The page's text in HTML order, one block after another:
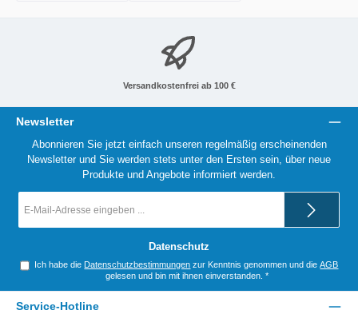
Versandkostenfrei ab 100 €
Newsletter
Abonnieren Sie jetzt einfach unseren regelmäßig erscheinenden
Newsletter und Sie werden stets unter den Ersten sein, über neue
Produkte und Angebote informiert werden.
Mail-
Datenschutz
Ich habe die Datenschutzbestimmungen zur Kenntnis genommen und dieAGB
gelesen und bin mit ihnen einverstanden. *
Service-Hotline